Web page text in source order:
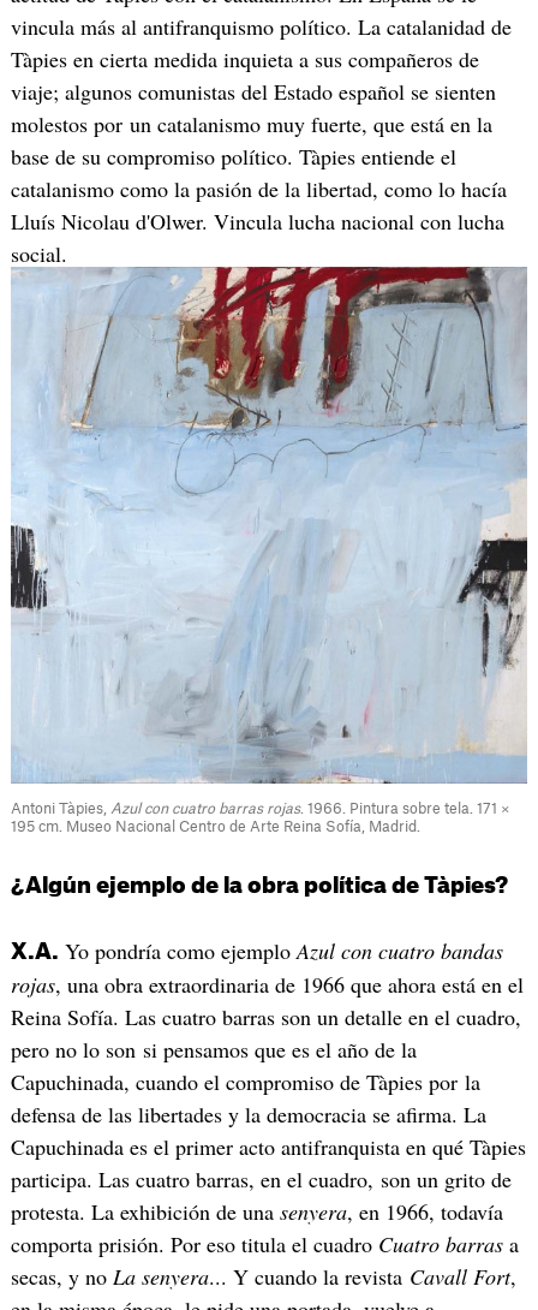
vincula más al antifranquismo político. La catalanidad de
Tàpies en cierta medida inquieta a sus compañeros de
viaje; algunos comunistas del Estado español se sienten
molestos por un catalanismo muy fuerte, que está en la
base de su compromiso político. Tàpies entiende el
catalanismo como la pasión de la libertad, como lo hacía
Lluís Nicolau d'Olwer. Vincula lucha nacional con lucha
social.
Antoni Tàpies, Azul con cuatro barras rojas. 1966. Pintura sobre tela. 171 ×
195 cm. Museo Nacional Centro de Arte Reina Sofía, Madrid.
¿Algún ejemplo de la obra política de Tàpies?
X.A. Yo pondría como ejemplo Azul con cuatro bandas
rojas, una obra extraordinaria de 1966 que ahora está en el
Reina Sofía. Las cuatro barras son un detalle en el cuadro,
pero no lo son si pensamos que es el año de la
Capuchinada, cuando el compromiso de Tàpies por la
defensa de las libertades y la democracia se afirma. La
Capuchinada es el primer acto antifranquista en qué Tàpies
participa. Las cuatro barras, en el cuadro, son un grito de
protesta. La exhibición de una senyera, en 1966, todavía
comporta prisión. Por eso titula el cuadro Cuatro barrasa
secas, y no La senyera... Y cuando la revista Cavall Fort,